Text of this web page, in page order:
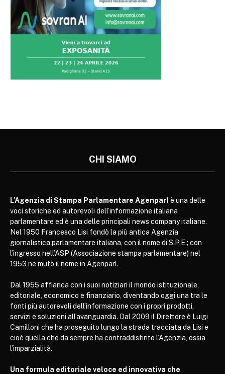
CHI SIAMO
L’Agenzia di Stampa Parlamentare Agenparl è una delle
voci storiche ed autorevoli dell’informazione italiana
parlamentare ed è una delle principali news company italiane.
Nel 1950 Francesco Lisi fondò la più antica Agenzia
giornalistica parlamentare italiana, con il nome di S.P.E.; con
l’ingresso nell’ASP (Associazione stampa parlamentare) nel
1953 ne mutò il nome in Agenparl.
Dal 1955 affianca con i suoi notiziari il mondo istituzionale,
editoriale, economico e finanziario, diventando oggi una tra le
fonti più autorevoli dell’informazione con i propri prodotti,
servizi e soluzioni all’avanguardia. Dal 2009 il Direttore è Luigi
Camilloni che ha proseguito lungo la strada tracciata da Lisi e
cioè quella che da sempre ha contraddistinto l’Agenzia, ossia
l’imparzialità.
Una formula editoriale veloce ed innovativa che